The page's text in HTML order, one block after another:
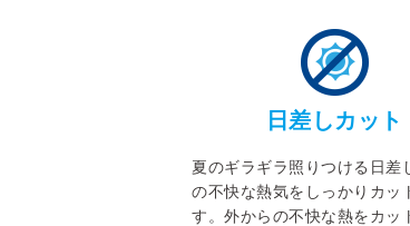
日差しカット
夏のギラギラ照りつける日差
の不快な熱気をしっかりカッ
す。外からの不快な熱をカッ